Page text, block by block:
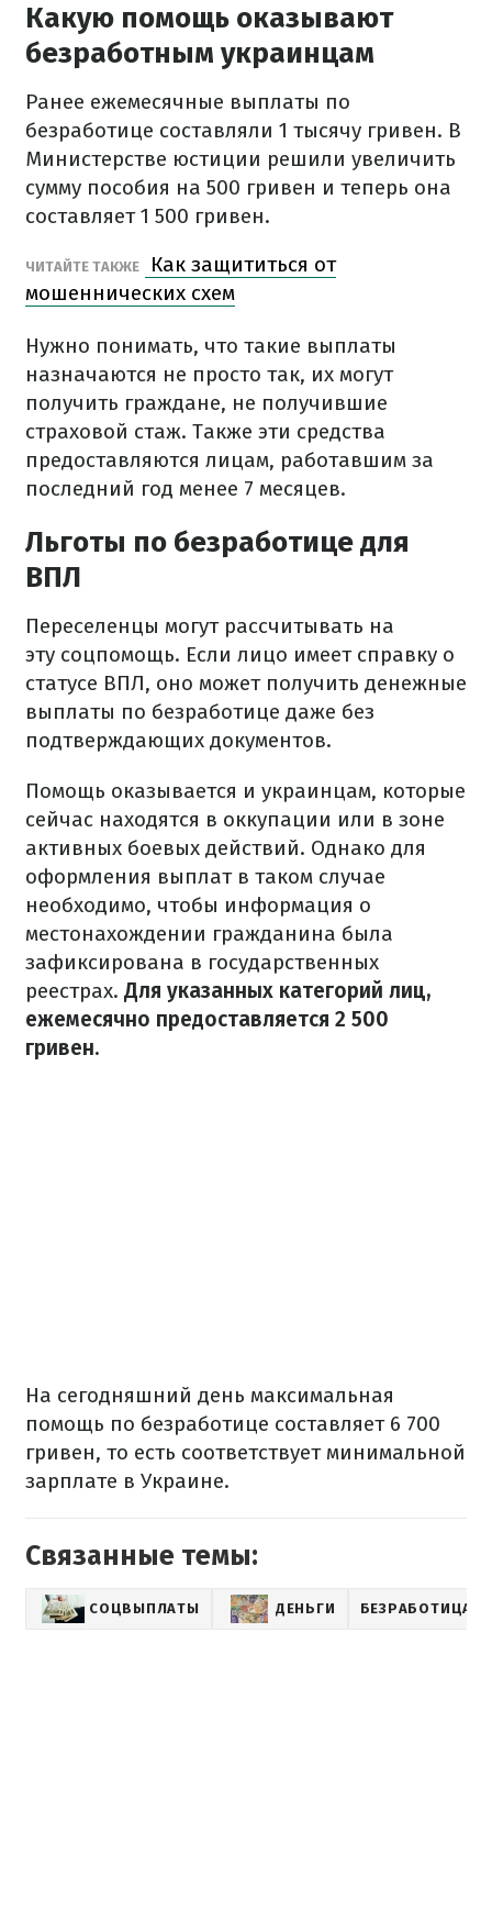
Какую помощь оказывают
безработным украинцам
Ранее ежемесячные выплаты по
безработице составляли 1 тысячу гривен. В
Министерстве юстиции решили увеличить
сумму пособия на 500 гривен и теперь она
составляет 1 500 гривен.
ЧИТАЙТЕ ТАКЖЕ
Как защититься от
мошеннических схем
Нужно понимать, что такие выплаты
назначаются не просто так, их могут
получить граждане, не получившие
страховой стаж. Также эти средства
предоставляются лицам, работавшим за
последний год менее 7 месяцев.
Льготы по безработице для
ВПЛ
Переселенцы могут рассчитывать на
эту соцпомощь. Если лицо имеет справку о
статусе ВПЛ, оно может получить денежные
выплаты по безработице даже без
подтверждающих документов.
Помощь оказывается и украинцам, которые
сейчас находятся в оккупации или в зоне
активных боевых действий. Однако для
оформления выплат в таком случае
необходимо, чтобы информация о
местонахождении гражданина была
зафиксирована в государственных
реестрах. Для указанных категорий лиц,
ежемесячно предоставляется 2 500
гривен.
На сегодняшний день максимальная
помощь по безработице составляет 6 700
гривен, то есть соответствует минимальной
зарплате в Украине.
Связанные темы:
СОЦВЫПЛАТЫ ДЕНЬГИ БЕЗРАБОТИЦА